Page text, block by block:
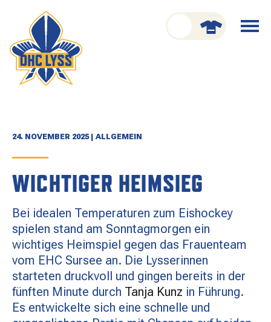
Menü
öffnen
schliessen
CLUB
GESCHICHTE
TEAM
SPIELPLAN
RESULTATE
MATCHBESUCH
24. NOVEMBER 2025 | ALLGEMEIN
WICHTIGER HEIMSIEG
Bei idealen Temperaturen zum Eishockey
spielen stand am Sonntagmorgen ein
wichtiges Heimspiel gegen das Frauenteam
vom EHC Sursee an. Die Lysserinnen
starteten druckvoll und gingen bereits in der
fünften Minute durch Tanja Kunz in Führung.
Es entwickelte sich eine schnelle und